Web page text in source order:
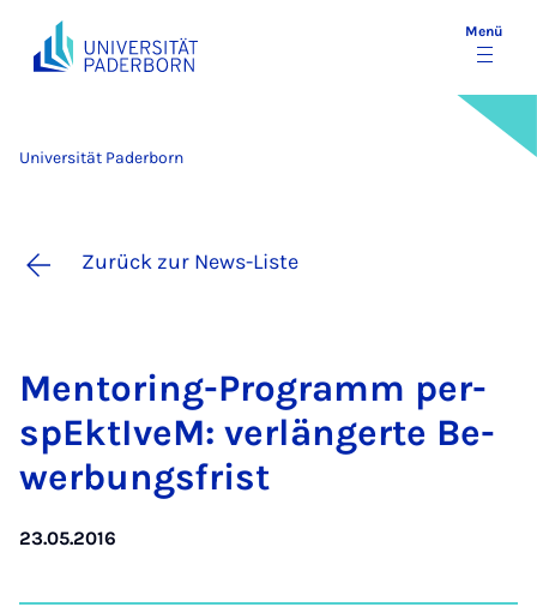
Menü
Universität Paderborn
Zurück zur News-Liste
Men­to­ring-Pro­gramm per­
spEk­tI­veM: ver­län­ger­te Be­
wer­bungs­frist
23.05.2016